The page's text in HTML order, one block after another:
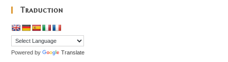
Traduction
Powered by Translate